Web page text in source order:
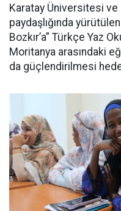
Karatay Üniversitesi
paydaşlığında
Bozkır’a” Türkçe Yaz
Moritanya arasındaki
da güçlendirilmesi